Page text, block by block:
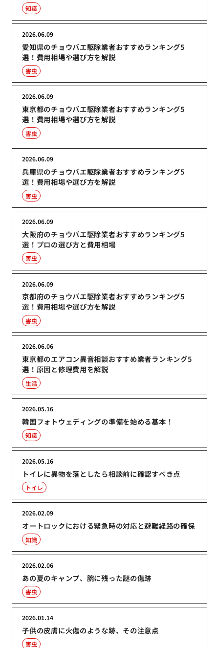
知識
愛知県のチョウバエ駆除業者おすすめランキング5
選！費用相場や選び方を解説
2026.06.09
害虫
東京都のチョウバエ駆除業者おすすめランキング5
選！費用相場や選び方を解説
2026.06.09
害虫
兵庫県のチョウバエ駆除業者おすすめランキング5
選！費用相場や選び方を解説
2026.06.09
害虫
大阪府のチョウバエ駆除業者おすすめランキング5
選！プロの選び方と費用相場
2026.06.09
害虫
京都府のチョウバエ駆除業者おすすめランキング5
選！費用相場や選び方を解説
2026.06.09
害虫
東京都のエアコン異音相談おすすめ業者ランキング5
選！原因と修理費用を解説
2026.06.06
生活
韓国フォトウェディングの準備を始める基本！
2026.05.16
知識
トイレに異物を落としたら相談前に確認すべき点
2026.05.16
トイレ
オートロックにおける緊急時の対応と避難経路の確保
2026.02.09
知識
あの夏のキャンプ、腕に残った謎の傷跡
2026.02.06
害虫
子供の皮膚に火傷のような跡、その注意点
2026.01.14
害虫